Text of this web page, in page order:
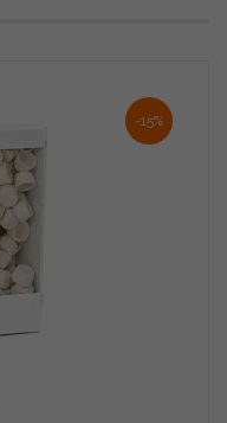
-15%